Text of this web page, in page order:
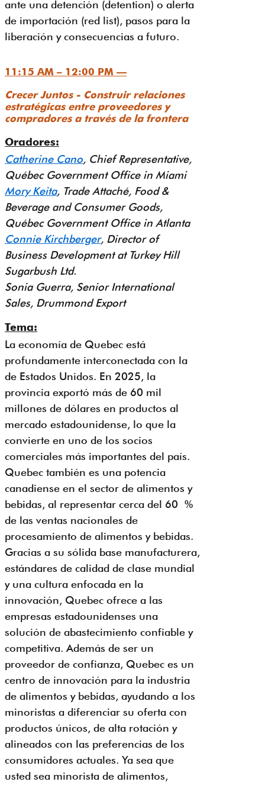
ante una detención (detention) o alerta
de importación (red list), pasos para la
liberación y consecuencias a futuro.
11:15 AM – 12:00 PM —
Crecer Juntos - Construir relaciones
estratégicas entre proveedores y
compradores a través de la frontera
Oradores:
Catherine Cano, Chief Representative,
Québec Government Office in Miami
Mory Keita, Trade Attaché, Food &
Beverage and Consumer Goods,
Québec Government Office in Atlanta
Connie Kirchberger, Director of
Business Development at Turkey Hill
Sugarbush Ltd.
Sonia Guerra, Senior International
Sales, Drummond Export
Tema:
La economía de Quebec está
profundamente interconectada con la
de Estados Unidos. En 2025, la
provincia exportó más de 60 mil
millones de dólares en productos al
mercado estadounidense, lo que la
convierte en uno de los socios
comerciales más importantes del país.
Quebec también es una potencia
canadiense en el sector de alimentos y
bebidas, al representar cerca del 60 %
de las ventas nacionales de
procesamiento de alimentos y bebidas.
Gracias a su sólida base manufacturera,
estándares de calidad de clase mundial
y una cultura enfocada en la
innovación, Quebec ofrece a las
empresas estadounidenses una
solución de abastecimiento confiable y
competitiva. Además de ser un
proveedor de confianza, Quebec es un
centro de innovación para la industria
de alimentos y bebidas, ayudando a los
minoristas a diferenciar su oferta con
productos únicos, de alta rotación y
alineados con las preferencias de los
consumidores actuales. Ya sea que
usted sea minorista de alimentos,